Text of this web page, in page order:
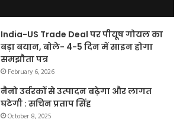
India-US Trade Deal पर पीयूष गोयल का
बड़ा बयान, बोले- 4-5 दिन में साइन होगा
समझौता पत्र
February 6, 2026
नैनो उर्वरकों से उत्पादन बढ़ेगा और लागत
घटेगी : सचिन प्रताप सिंह
October 8, 2025